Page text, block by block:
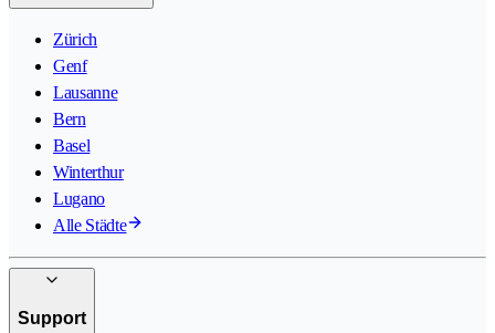
Zürich
Genf
Lausanne
Bern
Basel
Winterthur
Lugano
Alle Städte
Support